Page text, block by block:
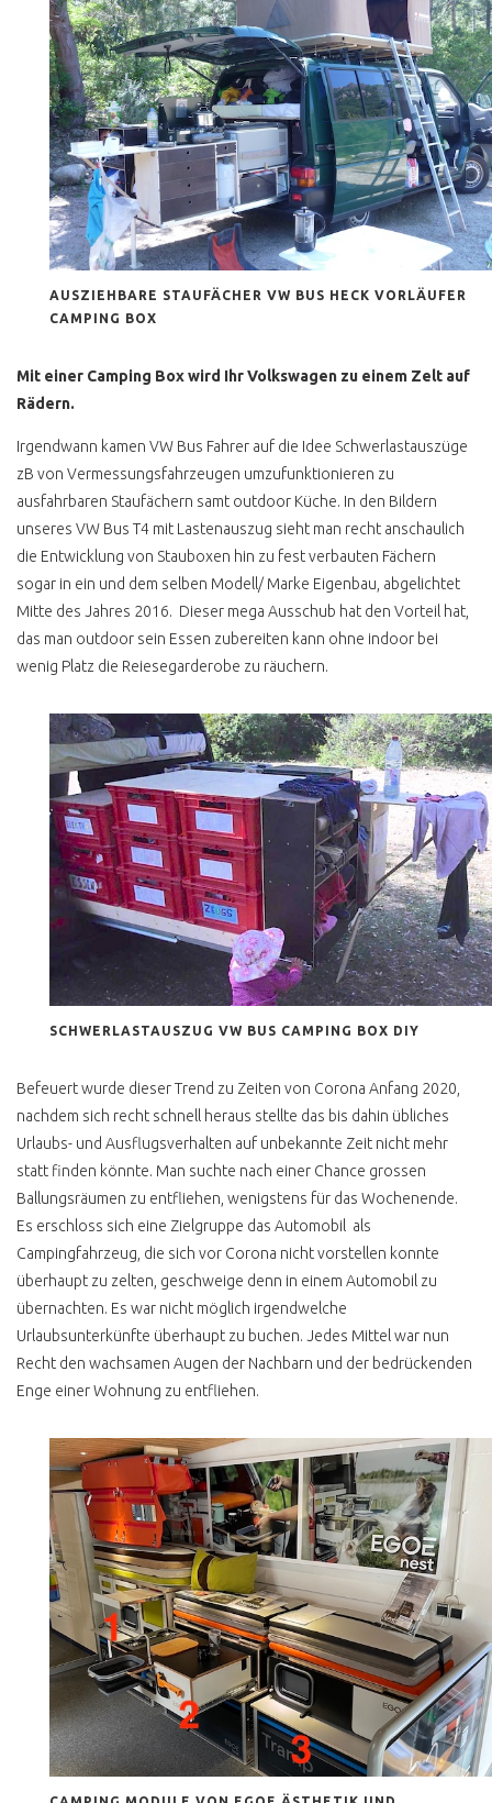
T2 ROST DEFINITION
T2 LACKIEREN
T2 KEINE
RESTAURIERUNG
T2 KONSERVIEREN MIT
MIKE SANDERS
T2 ROSTKUR NOCH GUT
ERHALTEN
PROBEFAHRT T2
T3 ANZEIGE UND
REALITÄT
T3 KAUFBERATUNG BIS
T3 KAUFBERATUNG AB
1986
T3 PORSCHE BUS B32
T3 SYNCRO 16 ZOLL
T3 FALTDACHCAMPER
JOKER
DEHLER
FAKE WESTI T3
BLUE STAR
LAST LIMITED EDITION
MULTIVAN VERKACKT
BULLI FÜR JEDEN TAG ?
T3 K800 SPAR TARIF
POSTI CAMPER TÜV NEU
T3 HYPE HÖCHSTPREISE
T3 DIESEL ODER
BENZINER KAUFEN ?
T3 DIESEL KAUFEN ?
T3 BOXER WASSER
GEKUEHLT ?
T3 BOXER LUFT
GEKUEHLT ?
T3 SYNCRO BERATUNG
T3 SYNCRO
KAUFBERATUNG
T3 SYNCRO 16 ZOLL
KAUFBERATUNG
T3 SYNCRO TÜV NEU
VISCO VS
ABSCHALTALLRAD
T3 SYNCRO
DOPPELKABINE 2.1 WBX
T3 SYNCRO
RESTAURATION
AUSZIEHBARE STAUFÄCHER VW BUS HECK VORLÄUFER
CAMPING BOX
Mit einer Camping Box wird Ihr Volkswagen zu einem Zelt auf
Rädern.
Irgendwann kamen VW Bus Fahrer auf die Idee Schwerlastauszüge
zB von Vermessungsfahrzeugen umzufunktionieren zu
ausfahrbaren Staufächern samt outdoor Küche. In den Bildern
unseres VW Bus T4 mit Lastenauszug sieht man recht anschaulich
die Entwicklung von Stauboxen hin zu fest verbauten Fächern
sogar in ein und dem selben Modell/ Marke Eigenbau, abgelichtet
Mitte des Jahres 2016. Dieser mega Ausschub hat den Vorteil hat,
das man outdoor sein Essen zubereiten kann ohne indoor bei
wenig Platz die Reiesegarderobe zu räuchern.
SCHWERLASTAUSZUG VW BUS CAMPING BOX DIY
Befeuert wurde dieser Trend zu Zeiten von Corona Anfang 2020,
nachdem sich recht schnell heraus stellte das bis dahin übliches
Urlaubs- und Ausflugsverhalten auf unbekannte Zeit nicht mehr
statt finden könnte. Man suchte nach einer Chance grossen
Ballungsräumen zu entfliehen, wenigstens für das Wochenende.
Es erschloss sich eine Zielgruppe das Automobil als
Campingfahrzeug, die sich vor Corona nicht vorstellen konnte
überhaupt zu zelten, geschweige denn in einem Automobil zu
übernachten. Es war nicht möglich irgendwelche
Urlaubsunterkünfte überhaupt zu buchen. Jedes Mittel war nun
Recht den wachsamen Augen der Nachbarn und der bedrückenden
Enge einer Wohnung zu entfliehen.